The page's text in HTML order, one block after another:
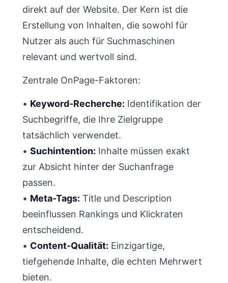
direkt auf der Website. Der Kern ist die
Erstellung von Inhalten, die sowohl für
Nutzer als auch für Suchmaschinen
relevant und wertvoll sind.
Zentrale OnPage-Faktoren:
• Keyword-Recherche: Identifikation der
Suchbegriffe, die Ihre Zielgruppe
tatsächlich verwendet.
• Suchintention: Inhalte müssen exakt
zur Absicht hinter der Suchanfrage
passen.
• Meta-Tags: Title und Description
beeinflussen Rankings und Klickraten
entscheidend.
• Content-Qualität: Einzigartige,
tiefgehende Inhalte, die echten Mehrwert
bieten.